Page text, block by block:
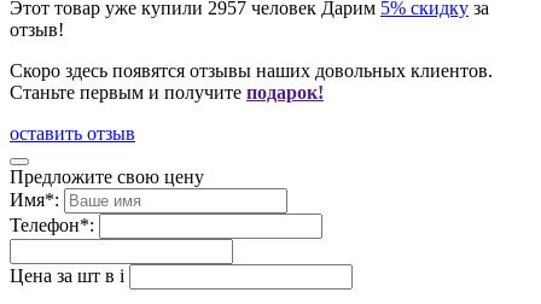
Этот товар уже купили 2957 человек Дарим 5% скидку за
отзыв!
Скоро здесь появятся отзывы наших довольных клиентов.
Станьте первым и получите подарок!
оставить отзыв
Предложите свою цену
Имя*:
Телефон*:
Цена за шт в i